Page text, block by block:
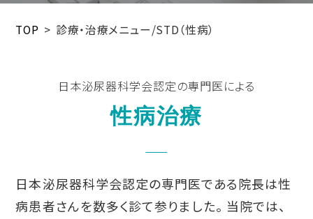
TOP > 診療・治療メニュー/STD（性病）
日本泌尿器科学会認定の専門医による
性病治療
日本泌尿器科学会認定の専門医である院長は性
病患者さんを数多く診て参りました。 当院では、